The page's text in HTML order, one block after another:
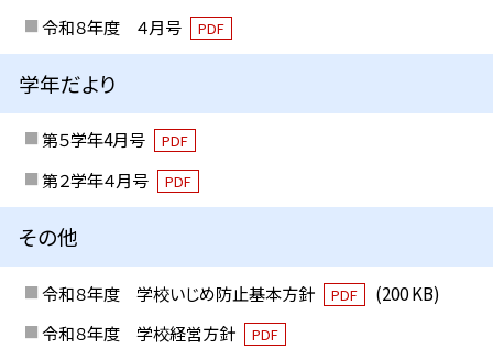
令和８年度 ４月号 PDF
学年だより
第５学年4月号 PDF
第２学年４月号 PDF
その他
令和８年度 学校いじめ防止基本方針 PDF
(200 KB)
令和８年度 学校経営方針
PDF